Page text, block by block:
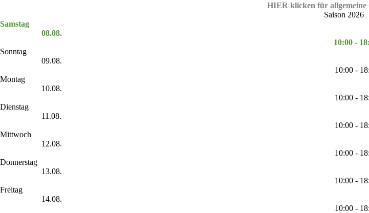
HIER klicken für allgemeine
Saison 2026
Samstag
08.08.
10:00 -
Sonntag
09.08.
10:00 -
Montag
10.08.
10:00 -
Dienstag
11.08.
10:00 -
Mittwoch
12.08.
10:00 -
Donnerstag
13.08.
10:00 -
Freitag
14.08.
10:00 -